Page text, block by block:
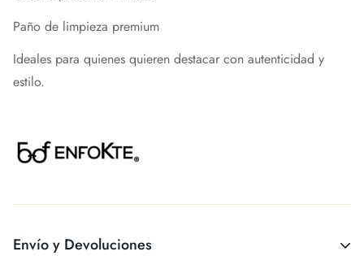
Paño de limpieza premium
Ideales para quienes quieren destacar con autenticidad y
estilo.
Envío y Devoluciones